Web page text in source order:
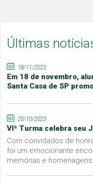
Últimas
18/11/2023
Em 18 de novembro,
Santa Casa de SP
25/10/2023
VIª Turma celebra seu
Com convidados de
foi um emocionante
memórias e homenagens